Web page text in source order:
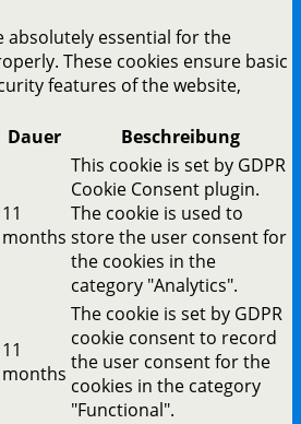
absolutely essential for the
These cookies ensure basic
features of the website,
Dauer Beschreibung
11
months
This cookie is set by GDPR
Cookie Consent plugin.
The cookie is used to
store the user consent for
the cookies in the
category "Analytics".
11
months
The cookie is set by GDPR
cookie consent to record
the user consent for the
cookies in the category
"Functional".